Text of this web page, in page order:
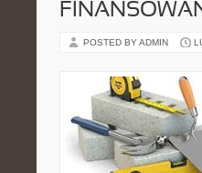
POSTED BY ADMIN